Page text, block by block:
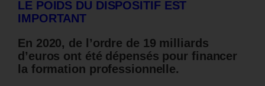
LE POIDS DU DISPOSITIF EST
IMPORTANT
En 2020, de l’ordre de 19 milliards
d’euros ont été dépensés pour financer
la formation professionnelle.